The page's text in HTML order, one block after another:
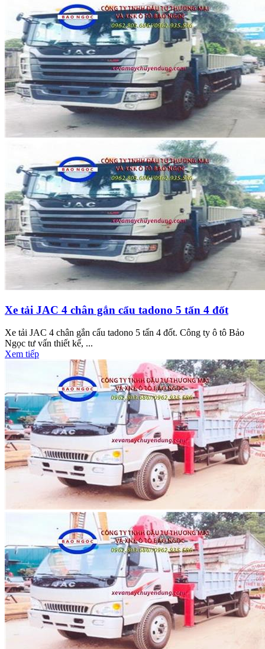
Xe tải JAC 4 chân gắn cẩu tadono 5 tấn 4 đốt
Xe tải JAC 4 chân gắn cẩu tadono 5 tấn 4 đốt. Công ty ô tô Bảo
Ngọc tư vấn thiết kế, ...
Xem tiếp